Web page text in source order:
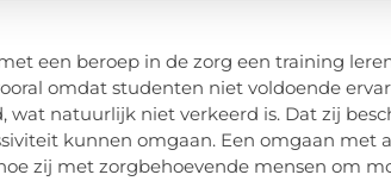
een beroep in de zorg een training
omdat studenten niet voldoende
wat natuurlijk niet verkeerd is. Dat zij
kunnen omgaan. Een omgaan met
zij met zorgbehoevende mensen om